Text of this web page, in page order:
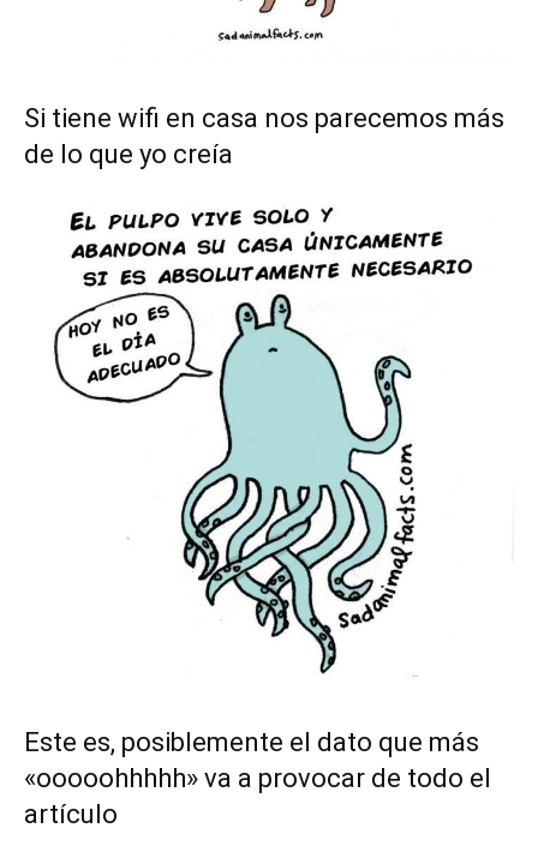
Si tiene wifi en casa nos parecemos más
de lo que yo creía
Este es, posiblemente el dato que más
«ooooohhhhh» va a provocar de todo el
artículo